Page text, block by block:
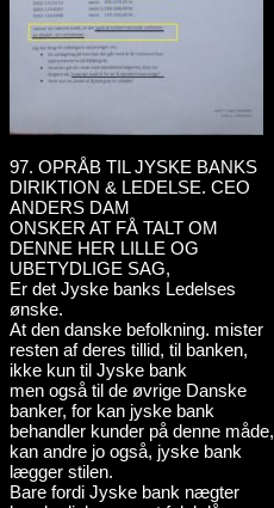
97. OPRÅB TIL JYSKE BANKS
DIRIKTION & LEDELSE. CEO
ANDERS DAM
ONSKER AT FÅ TALT OM
DENNE HER LILLE OG
UBETYDLIGE SAG,
Er det Jyske banks Ledelses
ønske.
At den danske befolkning. mister
resten af deres tillid, til banken,
ikke kun til Jyske bank
men også til de øvrige Danske
banker, for kan jyske bank
behandler kunder på denne måde,
kan andre jo også, jyske bank
lægger stilen.
Bare fordi Jyske bank nægter